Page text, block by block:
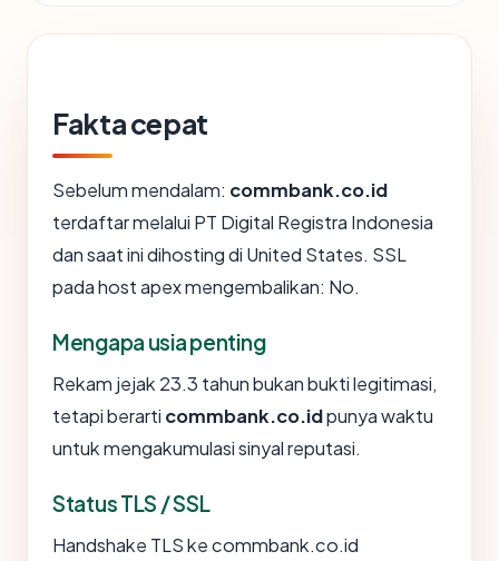
Fakta cepat
Sebelum mendalam: commbank.co.id
terdaftar melalui PT Digital Registra Indonesia
dan saat ini dihosting di United States. SSL
pada host apex mengembalikan: No.
Mengapa usia penting
Rekam jejak 23.3 tahun bukan bukti legitimasi,
tetapi berarti commbank.co.idpunya waktu
untuk mengakumulasi sinyal reputasi.
Status TLS / SSL
Handshake TLS ke commbank.co.id